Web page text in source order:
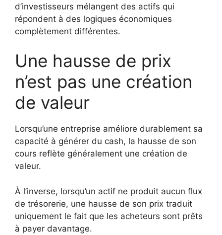
d’investisseurs mélangent des actifs qui
répondent à des logiques économiques
complètement différentes.
Une hausse de prix
n’est pas une création
de valeur
Lorsqu’une entreprise améliore durablement sa
capacité à générer du cash, la hausse de son
cours reflète généralement une création de
valeur.
À l’inverse, lorsqu’un actif ne produit aucun flux
de trésorerie, une hausse de son prix traduit
uniquement le fait que les acheteurs sont prêts
à payer davantage.